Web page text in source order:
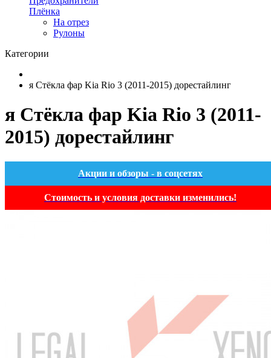
Плёнка
На отрез
Рулоны
Категории
я Стёкла фар Kia Rio 3 (2011-2015) дорестайлинг
я Стёкла фар Kia Rio 3 (2011-
2015) дорестайлинг
Акции и обзоры - в соцсетях
Стоимость и условия доставки изменились!